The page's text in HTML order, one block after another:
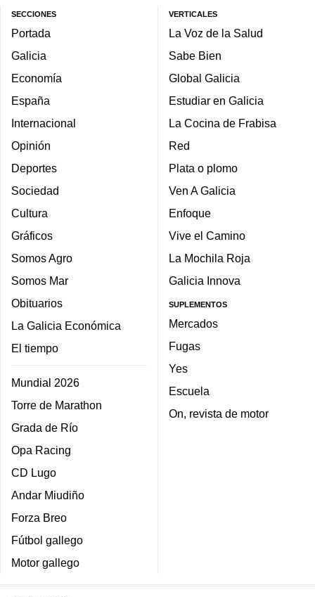
SECCIONES
Portada
Galicia
Economía
España
Internacional
Opinión
Deportes
Sociedad
Cultura
Gráficos
Somos Agro
Somos Mar
Obituarios
La Galicia Económica
El tiempo
Mundial 2026
Torre de Marathon
Grada de Río
Opa Racing
CD Lugo
Andar Miudiño
Forza Breo
Fútbol gallego
Motor gallego
VERTICALES
La Voz de la Salud
Sabe Bien
Global Galicia
Estudiar en Galicia
La Cocina de Frabisa
Red
Plata o plomo
Ven A Galicia
Enfoque
Vive el Camino
La Mochila Roja
Galicia Innova
SUPLEMENTOS
Mercados
Fugas
Yes
Escuela
On, revista de motor